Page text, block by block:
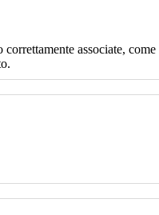
associate,